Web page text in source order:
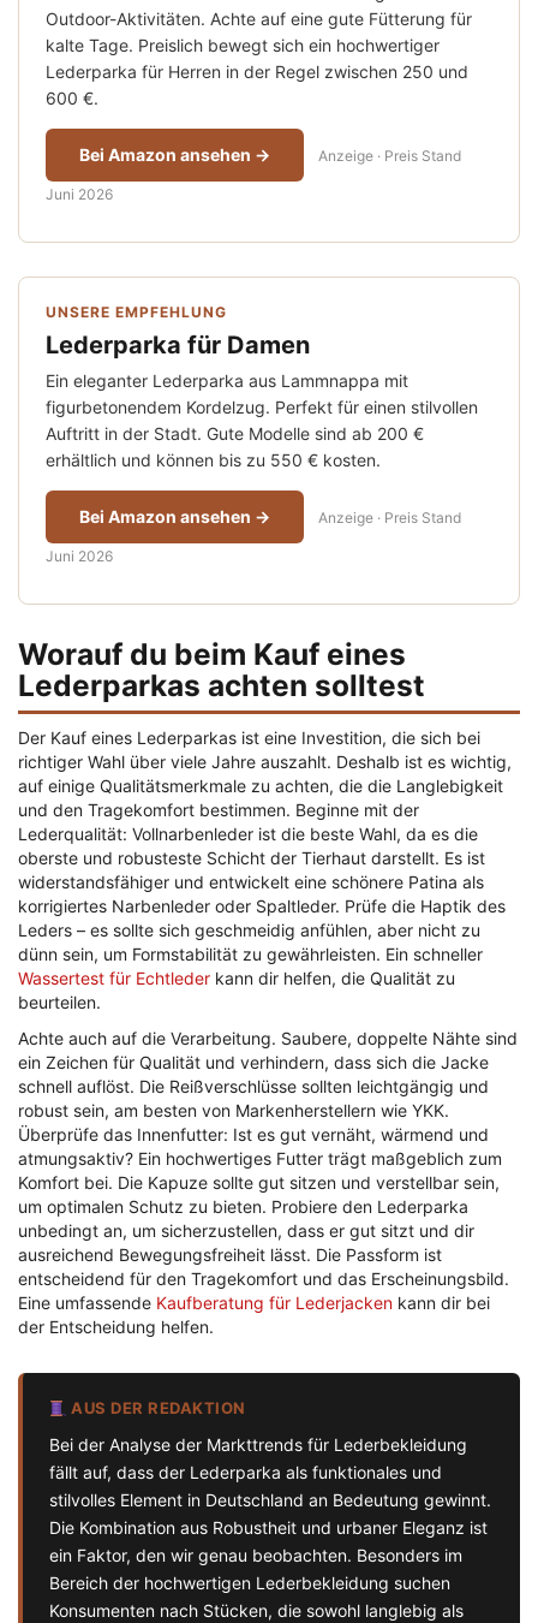
Outdoor-Aktivitäten. Achte auf eine gute Fütterung für
kalte Tage. Preislich bewegt sich ein hochwertiger
Lederparka für Herren in der Regel zwischen 250 und
600 €.
Bei Amazon ansehen → Anzeige · Preis Stand
Juni 2026
UNSERE EMPFEHLUNG
Lederparka für Damen
Ein eleganter Lederparka aus Lammnappa mit
figurbetonendem Kordelzug. Perfekt für einen stilvollen
Auftritt in der Stadt. Gute Modelle sind ab 200 €
erhältlich und können bis zu 550 € kosten.
Bei Amazon ansehen → Anzeige · Preis Stand
Juni 2026
Worauf du beim Kauf eines
Lederparkas achten solltest
Der Kauf eines Lederparkas ist eine Investition, die sich bei
richtiger Wahl über viele Jahre auszahlt. Deshalb ist es wichtig,
auf einige Qualitätsmerkmale zu achten, die die Langlebigkeit
und den Tragekomfort bestimmen. Beginne mit der
Lederqualität: Vollnarbenleder ist die beste Wahl, da es die
oberste und robusteste Schicht der Tierhaut darstellt. Es ist
widerstandsfähiger und entwickelt eine schönere Patina als
korrigiertes Narbenleder oder Spaltleder. Prüfe die Haptik des
Leders – es sollte sich geschmeidig anfühlen, aber nicht zu
dünn sein, um Formstabilität zu gewährleisten. Ein schneller
Wassertest für Echtleder kann dir helfen, die Qualität zu
beurteilen.
Achte auch auf die Verarbeitung. Saubere, doppelte Nähte sind
ein Zeichen für Qualität und verhindern, dass sich die Jacke
schnell auflöst. Die Reißverschlüsse sollten leichtgängig und
robust sein, am besten von Markenherstellern wie YKK.
Überprüfe das Innenfutter: Ist es gut vernäht, wärmend und
atmungsaktiv? Ein hochwertiges Futter trägt maßgeblich zum
Komfort bei. Die Kapuze sollte gut sitzen und verstellbar sein,
um optimalen Schutz zu bieten. Probiere den Lederparka
unbedingt an, um sicherzustellen, dass er gut sitzt und dir
ausreichend Bewegungsfreiheit lässt. Die Passform ist
entscheidend für den Tragekomfort und das Erscheinungsbild.
Eine umfassende Kaufberatung für Lederjacken kann dir bei
der Entscheidung helfen.
AUS DER REDAKTION
Bei der Analyse der Markttrends für Lederbekleidung
fällt auf, dass der Lederparka als funktionales und
stilvolles Element in Deutschland an Bedeutung gewinnt.
Die Kombination aus Robustheit und urbaner Eleganz ist
ein Faktor, den wir genau beobachten. Besonders im
Bereich der hochwertigen Lederbekleidung suchen
Konsumenten nach Stücken, die sowohl langlebig als